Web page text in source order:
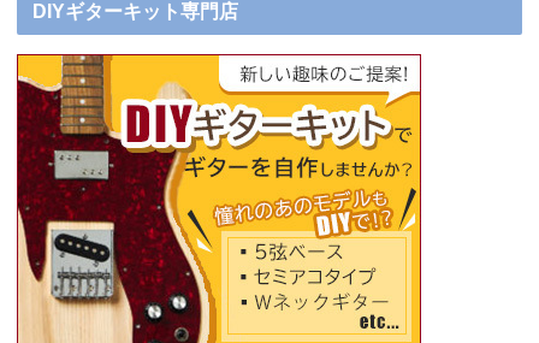
DIYギターキット専門店